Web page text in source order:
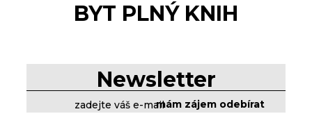
BYT PLNÝ KNIH
Newsletter